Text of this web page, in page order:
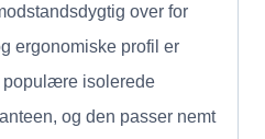
over for
ergonomiske profil er
populære isolerede
og den passer nemt